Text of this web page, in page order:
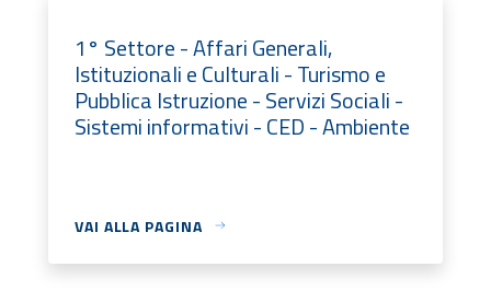
1° Settore - Affari Generali,
Istituzionali e Culturali - Turismo e
Pubblica Istruzione - Servizi Sociali -
Sistemi informativi - CED - Ambiente
VAI ALLA PAGINA